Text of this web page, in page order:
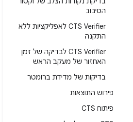
הסיבוב
CTS Verifier לאפליקציות ללא
התקנה
CTS Verifier לבדיקה של זמן
האחזור של מעקב הראש
בדיקות של מדידת ברומטר
פירוש התוצאות
פיתוח CTS